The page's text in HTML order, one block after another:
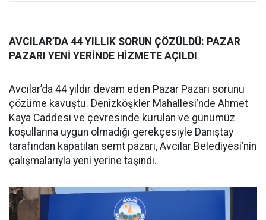
AVCILAR’DA 44 YILLIK SORUN ÇÖZÜLDÜ: PAZAR
PAZARI YENİ YERİNDE HİZMETE AÇILDI
Avcılar’da 44 yıldır devam eden Pazar Pazarı sorunu
çözüme kavuştu. Denizköşkler Mahallesi’nde Ahmet
Kaya Caddesi ve çevresinde kurulan ve günümüz
koşullarına uygun olmadığı gerekçesiyle Danıştay
tarafından kapatılan semt pazarı, Avcılar Belediyesi’nin
çalışmalarıyla yeni yerine taşındı.